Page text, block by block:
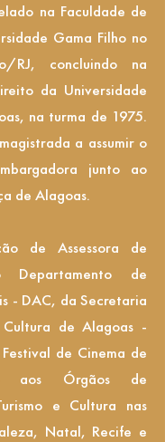
na Faculdade de
Gama Filho no
RJ, concluindo na
da Universidade
na turma de 1975.
a assumir o
junto ao
de Alagoas.
de Assessora de
Departamento de
- DAC, da Secretaria
de Alagoas -
de Cinema de
aos Órgãos de
e Cultura nas
Natal, Recife e